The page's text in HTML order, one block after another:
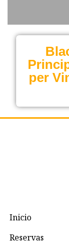
per
Inicio
Reservas